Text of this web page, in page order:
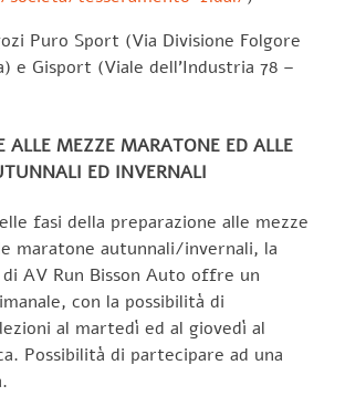
Puro Sport (Via Divisione Folgore
e Gisport (Viale dell’Industria 78 –
ALLE MEZZE MARATONE ED ALLE
ED INVERNALI
fasi della preparazione alle mezze
maratone autunnali/invernali, la
di AV Run Bisson Auto offre un
con la possibilità di
al martedì ed al giovedì al
Possibilità di partecipare ad una